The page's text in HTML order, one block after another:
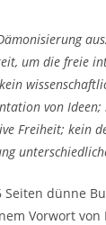
um die freie
von
Freiheit; kein
dünne
Vorwort